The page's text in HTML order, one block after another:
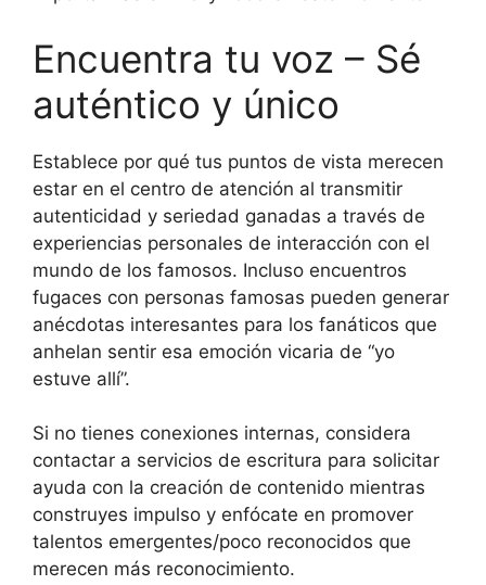
Encuentra tu voz – Sé
auténtico y único
Establece por qué tus puntos de vista merecen
estar en el centro de atención al transmitir
autenticidad y seriedad ganadas a través de
experiencias personales de interacción con el
mundo de los famosos. Incluso encuentros
fugaces con personas famosas pueden generar
anécdotas interesantes para los fanáticos que
anhelan sentir esa emoción vicaria de “yo
estuve allí”.
Si no tienes conexiones internas, considera
contactar a servicios de escritura para solicitar
ayuda con la creación de contenido mientras
construyes impulso y enfócate en promover
talentos emergentes/poco reconocidos que
merecen más reconocimiento.